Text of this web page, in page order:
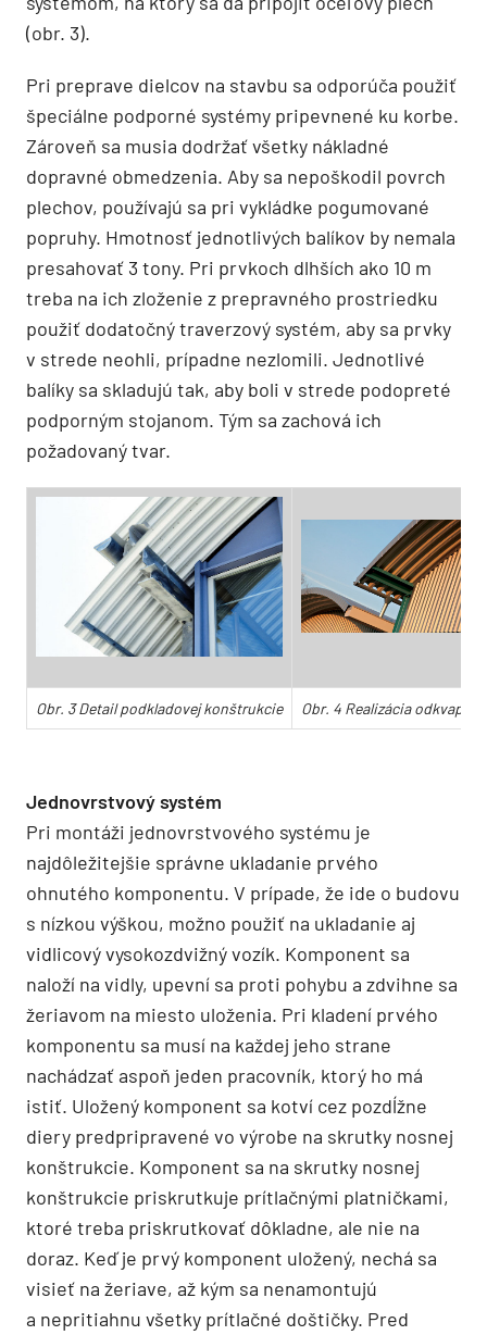
(obr. 3).
Pri preprave dielcov na stavbu sa odporúča použiť
špeciálne podporné systémy pripevnené ku korbe.
Zároveň sa musia dodržať všetky nákladné
dopravné obmedzenia. Aby sa nepoškodil povrch
plechov, používajú sa pri vykládke pogumované
popruhy. Hmotnosť jednotlivých balíkov by nemala
presahovať 3 tony. Pri prvkoch dlhších ako 10 m
treba na ich zloženie z prepravného prostriedku
použiť dodatočný traverzový systém, aby sa prvky
v strede neohli, prípadne nezlomili. Jednotlivé
balíky sa skladujú tak, aby boli v strede podopreté
podporným stojanom. Tým sa zachová ich
požadovaný tvar.
Obr. 3 Detail podkladovej konštrukcie Obr. 4 Realizácia odkvapu
Jednovrstvový systém
Pri montáži jednovrstvového systému je
najdôležitejšie správne ukladanie prvého
ohnutého komponentu. V prípade, že ide o budovu
s nízkou výškou, možno použiť na ukladanie aj
vidlicový vysokozdvižný vozík. Komponent sa
naloží na vidly, upevní sa proti pohybu a zdvihne sa
žeriavom na miesto uloženia. Pri kladení prvého
komponentu sa musí na každej jeho strane
nachádzať aspoň jeden pracovník, ktorý ho má
istiť. Uložený komponent sa kotví cez pozdĺžne
diery predpripravené vo výrobe na skrutky nosnej
konštrukcie. Komponent sa na skrutky nosnej
konštrukcie priskrutkuje prítlačnými platničkami,
ktoré treba priskrutkovať dôkladne, ale nie na
doraz. Keď je prvý komponent uložený, nechá sa
visieť na žeriave, až kým sa nenamontujú
a nepritiahnu všetky prítlačné doštičky. Pred